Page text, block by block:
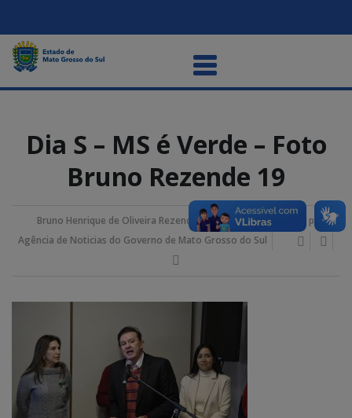
Dia S – MS é Verde – Foto
Bruno Rezende 19
Bruno Henrique de Oliveira Rezende
29/julho/2025 12:26 pm
Agência de Noticias do Governo de Mato Grosso do Sul